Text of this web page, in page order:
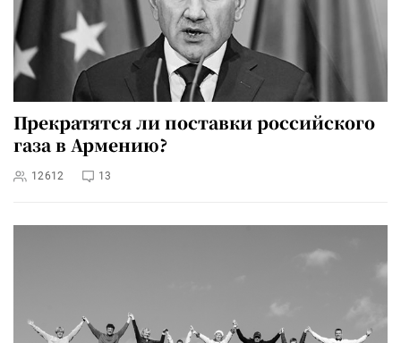
Прекратятся ли поставки российского
газа в Армению?
12612 13